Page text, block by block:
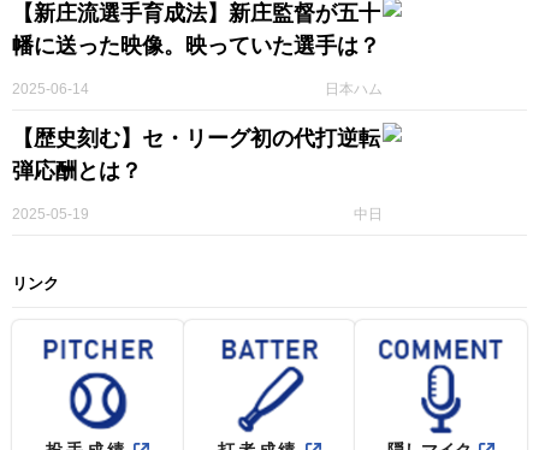
【新庄流選手育成法】新庄監督が五十
幡に送った映像。映っていた選手は？
日本ハム
2025-06-14
【歴史刻む】セ・リーグ初の代打逆転
弾応酬とは？
中日
2025-05-19
リンク